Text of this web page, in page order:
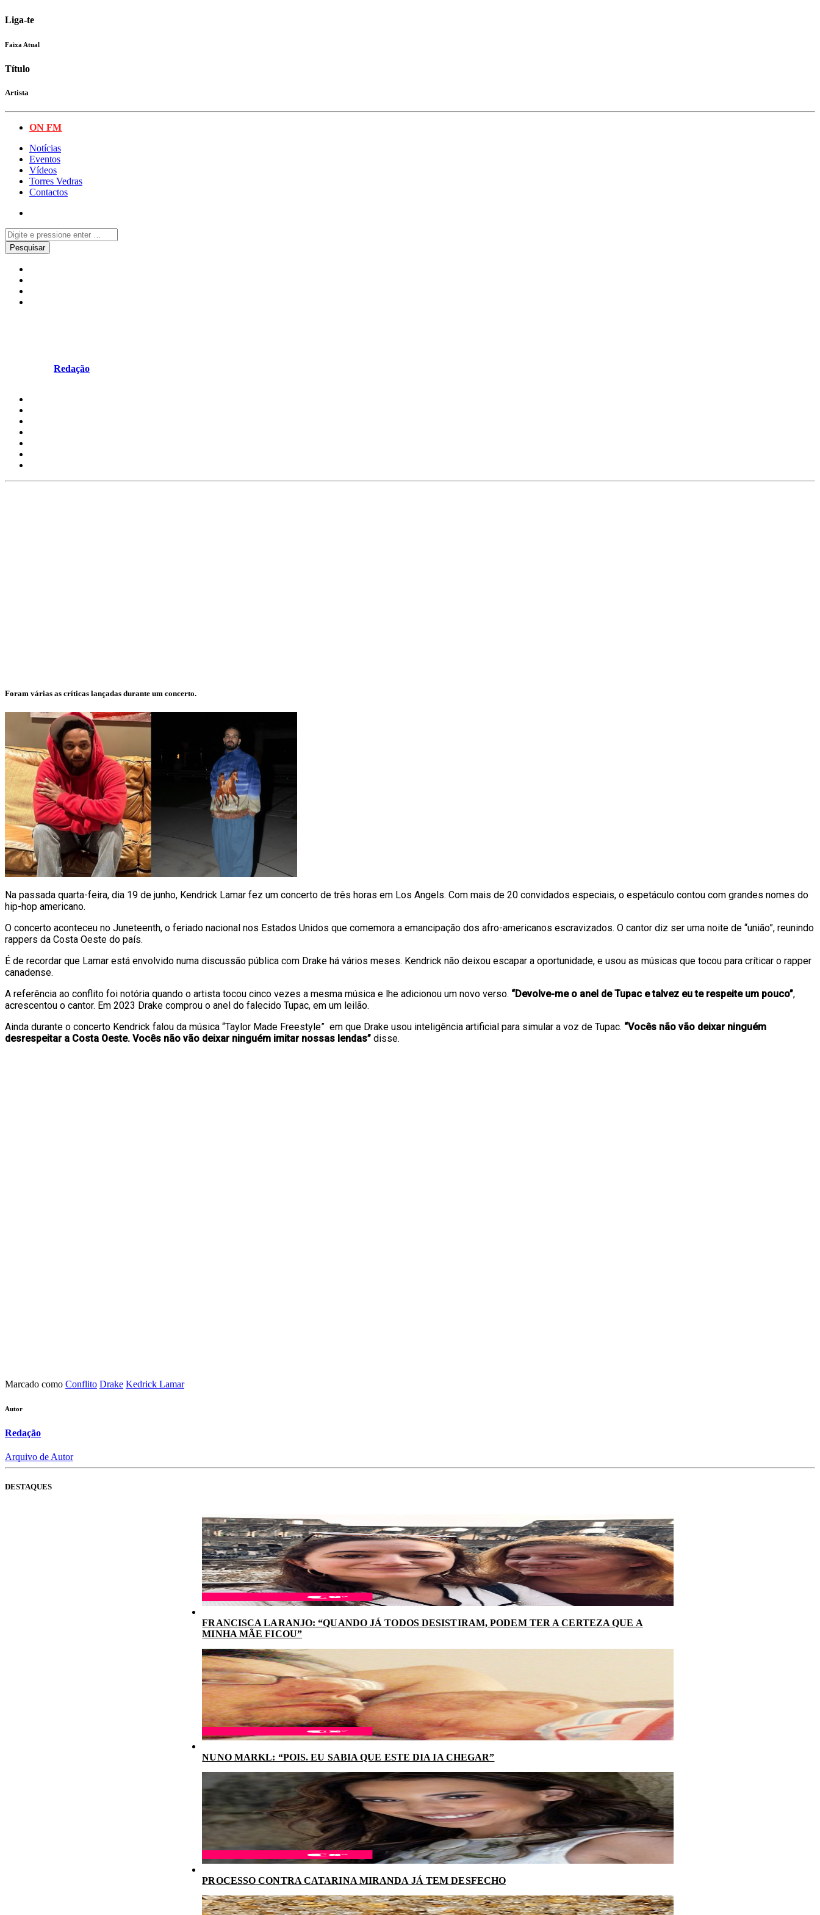
Liga-te
Faixa Atual
Título
Artista
ON FM
Notícias
Eventos
Vídeos
Torres Vedras
Contactos
Redação
Foram várias as críticas lançadas durante um concerto.
Na passada quarta-feira, dia 19 de junho, Kendrick Lamar fez um concerto de três horas em Los Angels. Com mais de 20 convidados especiais, o espetáculo contou com grandes nomes do
hip-hop americano.
O concerto aconteceu no Juneteenth, o feriado nacional nos Estados Unidos que comemora a emancipação dos afro-americanos escravizados. O cantor diz ser uma noite de “união”, reunindo
rappers da Costa Oeste do país.
É de recordar que Lamar está envolvido numa discussão pública com Drake há vários meses. Kendrick não deixou escapar a oportunidade, e usou as músicas que tocou para críticar o rapper
canadense.
A referência ao conflito foi notória quando o artista tocou cinco vezes a mesma música e lhe adicionou um novo verso. “Devolve-me o anel de Tupac e talvez eu te respeite um pouco”,
acrescentou o cantor. Em 2023 Drake comprou o anel do falecido Tupac, em um leilão.
Ainda durante o concerto Kendrick falou da música “Taylor Made Freestyle” em que Drake usou inteligência artificial para simular a voz de Tupac. “Vocês não vão deixar ninguém
desrespeitar a Costa Oeste. Vocês não vão deixar ninguém imitar nossas lendas” disse.
Marcado como Conflito Drake Kedrick Lamar
Autor
Redação
Arquivo de Autor
DESTAQUES
FRANCISCA LARANJO: “QUANDO JÁ TODOS DESISTIRAM, PODEM TER A CERTEZA QUE A
MINHA MÃE FICOU”
NUNO MARKL: “POIS. EU SABIA QUE ESTE DIA IA CHEGAR”
PROCESSO CONTRA CATARINA MIRANDA JÁ TEM DESFECHO